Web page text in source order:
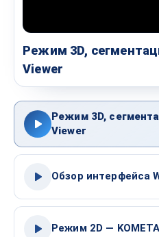
Режим 3D,
Viewer
Режим 3D,
Viewer
Обзор интерфейса
Режим 2D —